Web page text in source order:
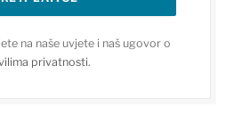
na naše uvjete i naš ugovor o
privatnosti.